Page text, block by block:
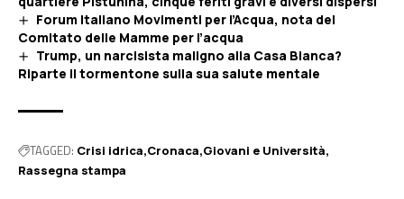
Forum Italiano Movimenti per l’Acqua, nota del
Comitato delle Mamme per l’acqua
Trump, un narcisista maligno alla Casa Bianca?
Riparte il tormentone sulla sua salute mentale
TAGGED: Crisi idrica Cronaca Giovani e Università
Rassegna stampa